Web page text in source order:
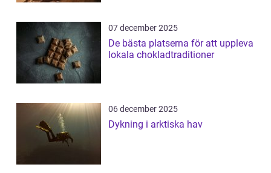
07 december 2025
De bästa platserna för att uppleva
lokala chokladtraditioner
06 december 2025
Dykning i arktiska hav